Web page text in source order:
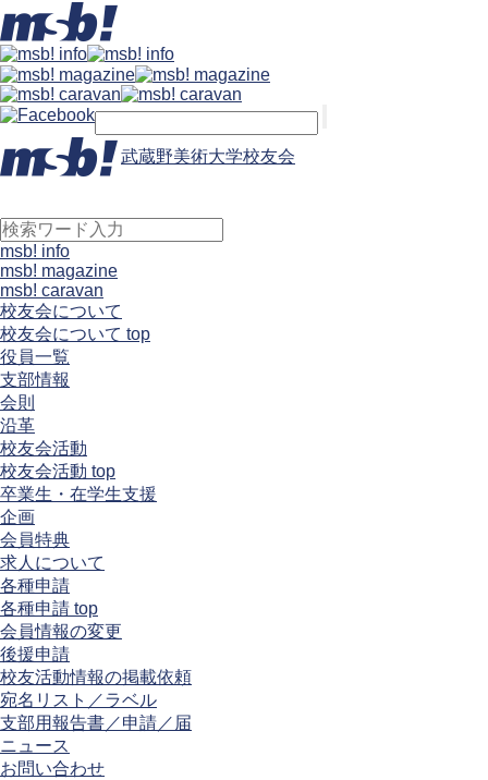
武蔵野美術大学校友会
msb! info
msb! magazine
msb! caravan
校友会について
校友会について top
役員一覧
支部情報
会則
沿革
校友会活動
校友会活動 top
卒業生・在学生支援
企画
会員特典
求人について
各種申請
各種申請 top
会員情報の変更
後援申請
校友活動情報の掲載依頼
宛名リスト／ラベル
支部用報告書／申請／届
ニュース
お問い合わせ